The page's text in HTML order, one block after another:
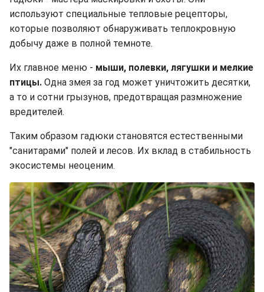
используют специальные тепловые рецепторы,
которые позволяют обнаруживать теплокровную
добычу даже в полной темноте.
Их главное меню - мыши, полевки, лягушки и мелкие
птицы. Одна змея за год может уничтожить десятки,
а то и сотни грызунов, предотвращая размножение
вредителей.
Таким образом гадюки становятся естественными
"санитарами" полей и лесов. Их вклад в стабильность
экосистемы неоценим.